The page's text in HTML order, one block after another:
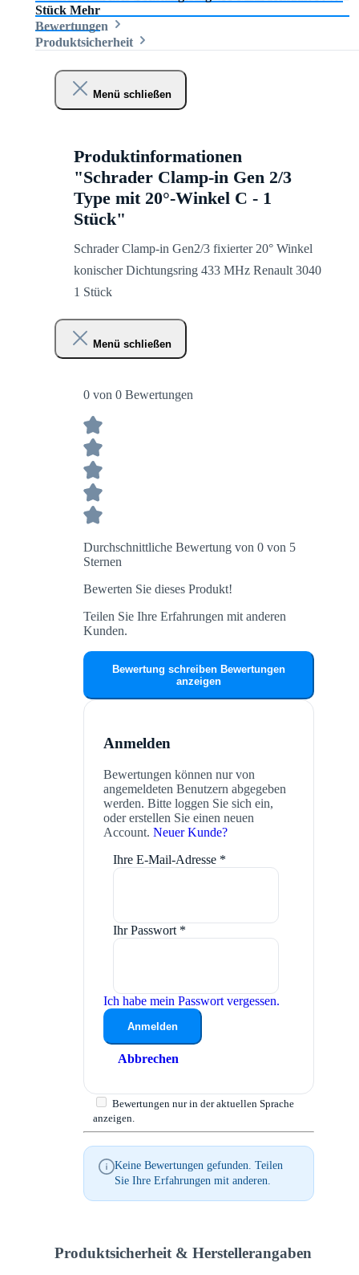
Stück Mehr
Bewertungen
Produktsicherheit
Menü schließen
Produktinformationen
"Schrader Clamp-in Gen 2/3
Type mit 20°-Winkel C - 1
Stück"
Schrader Clamp-in Gen2/3 fixierter 20° Winkel
konischer Dichtungsring 433 MHz Renault 3040
1 Stück
Menü schließen
0 von 0 Bewertungen
Durchschnittliche Bewertung von 0 von 5
Sternen
Bewerten Sie dieses Produkt!
Teilen Sie Ihre Erfahrungen mit anderen
Kunden.
Bewertung schreiben Bewertungen
anzeigen
Anmelden
Bewertungen können nur von
angemeldeten Benutzern abgegeben
werden. Bitte loggen Sie sich ein,
oder erstellen Sie einen neuen
Account. Neuer Kunde?
Ihre E-Mail-Adresse *
Ihr Passwort *
Ich habe mein Passwort vergessen.
Anmelden
Abbrechen
Bewertungen nur in der aktuellen Sprache
anzeigen.
Keine Bewertungen gefunden. Teilen
Sie Ihre Erfahrungen mit anderen.
Produktsicherheit & Herstellerangaben